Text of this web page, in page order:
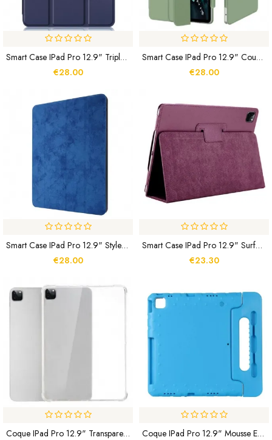
Smart Case IPad Pro 12.9" Triple Plis
€28.00
Smart Case IPad Pro 12.9" Couverture Magnétique
€28.00
Smart Case IPad Pro 12.9" Style Origami
€28.00
Smart Case IPad Pro 12.9" Surface Litchi
€23.30
Coque IPad Pro 12.9" Transparente
Coque IPad Pro 12.9" Mousse EVA